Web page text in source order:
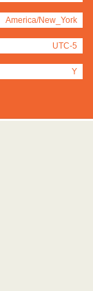
America/New_York
UTC-5
Y